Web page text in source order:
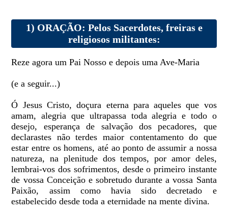
1) ORAÇÃO: Pelos Sacerdotes, freiras e
religiosos militantes:
Reze agora um Pai Nosso e depois uma Ave-Maria
(e a seguir...)
Ó Jesus Cristo, doçura eterna para aqueles que vos
amam, alegria que ultrapassa toda alegria e todo o
desejo, esperança de salvação dos pecadores, que
declarastes não terdes maior contentamento do que
estar entre os homens, até ao ponto de assumir a nossa
natureza, na plenitude dos tempos, por amor deles,
lembrai-vos dos sofrimentos, desde o primeiro instante
de vossa Conceição e sobretudo durante a vossa Santa
Paixão, assim como havia sido decretado e
estabelecido desde toda a eternidade na mente divina.